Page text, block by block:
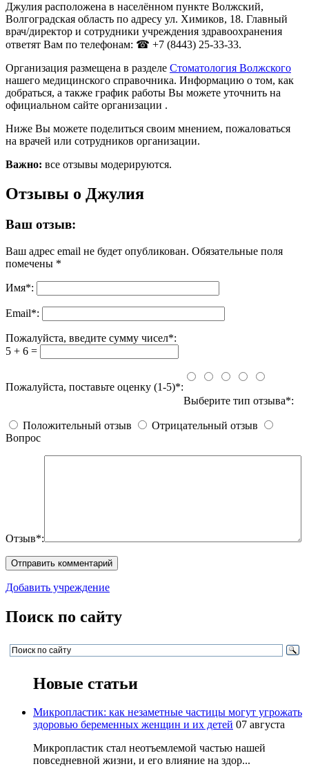
Джулия расположена в населённом пункте Волжский,
Волгоградская область по адресу ул. Химиков, 18. Главный
врач/директор и сотрудники учреждения здравоохранения
ответят Вам по телефонам: ☎ +7 (8443) 25-33-33.
Организация размещена в разделе Стоматология Волжского
нашего медицинского справочника. Информацию о том, как
добраться, а также график работы Вы можете уточнить на
официальном сайте организации .
Ниже Вы можете поделиться своим мнением, пожаловаться
на врачей или сотрудников организации.
Важно: все отзывы модерируются.
Отзывы о Джулия
Ваш отзыв:
Ваш адрес email не будет опубликован. Обязательные поля
помечены *
Имя*:
Email*:
Пожалуйста, введите сумму чисел*:
5 + 6 =
Пожалуйста, поставьте оценку (1-5)*:
Выберите тип отзыва*:
Положительный отзыв
Отрицательный отзыв
Вопрос
Отзыв*:
Добавить учреждение
Поиск по сайту
Новые статьи
Микропластик: как незаметные частицы могут угрожать
здоровью беременных женщин и их детей 07 августа
Микропластик стал неотъемлемой частью нашей
повседневной жизни, и его влияние на здор...